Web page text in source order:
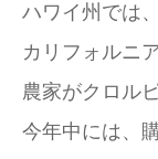
ハワイ州では
カリフォルニ
農家がクロル
今年中には、